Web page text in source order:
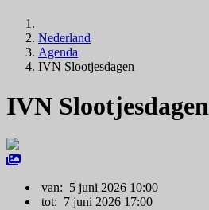
Nederland
Agenda
IVN Slootjesdagen
IVN Slootjesdagen
van: 5 juni 2026 10:00
tot: 7 juni 2026 17:00